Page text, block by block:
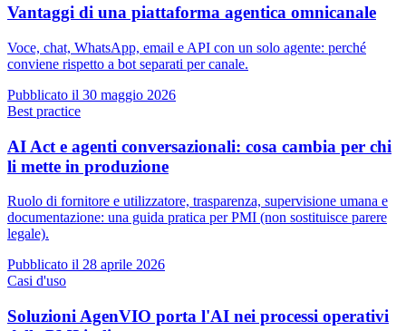
Vantaggi di una piattaforma agentica omnicanale
Voce, chat, WhatsApp, email e API con un solo agente: perché
conviene rispetto a bot separati per canale.
Pubblicato il 30 maggio 2026
Best practice
AI Act e agenti conversazionali: cosa cambia per chi
li mette in produzione
Ruolo di fornitore e utilizzatore, trasparenza, supervisione umana e
documentazione: una guida pratica per PMI (non sostituisce parere
legale).
Pubblicato il 28 aprile 2026
Casi d'uso
Soluzioni AgenVIO porta l'AI nei processi operativi